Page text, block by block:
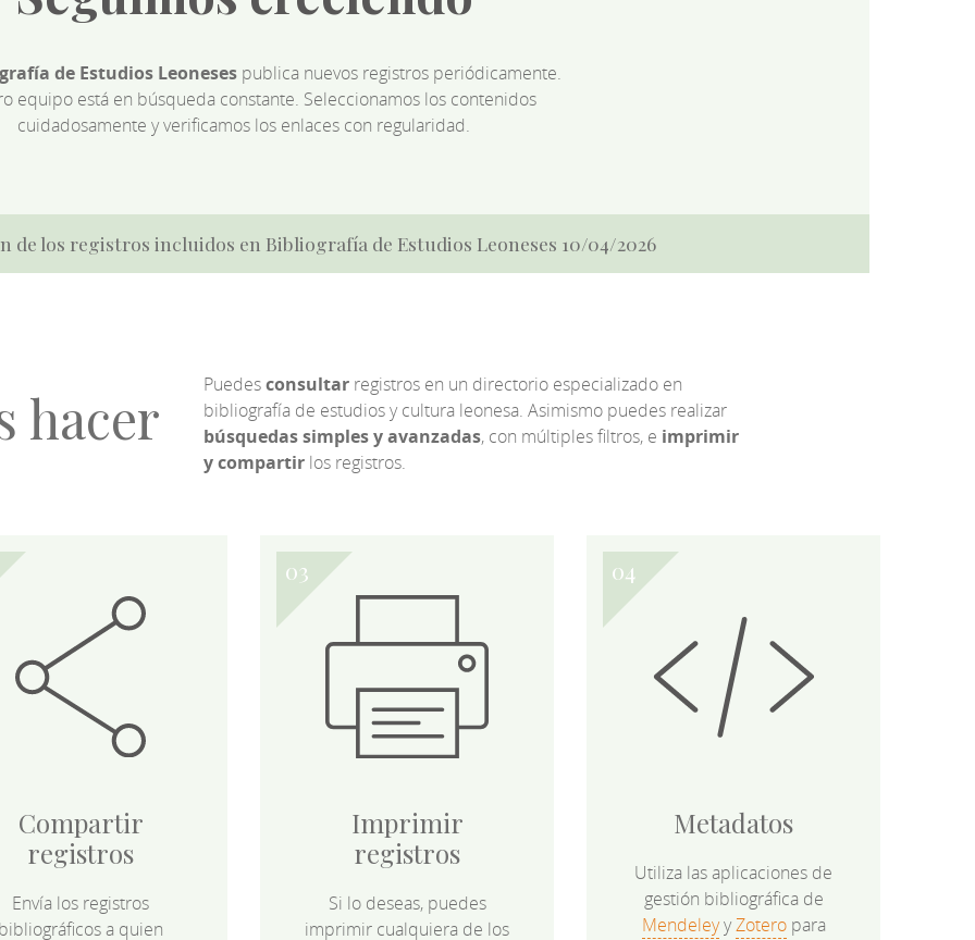
de Estudios Leonesespublica nuevos registros periódicamente.
equipo está en búsqueda constante. Seleccionamos los contenidos
cuidadosamente y verificamos los enlaces con regularidad.
de los registros incluidos en Bibliografía de Estudios Leoneses 10/04/2026
hacer Puedesconsultarregistros en un directorio especializado en
bibliografía de estudios y cultura leonesa. Asimismo puedes realizar
búsquedas simples y avanzadas, con múltiples filtros, e imprimir
y compartirlos registros.
Compartir
registros
Envía los registros
a quien
Imprimir
registros
Si lo deseas, puedes
imprimir cualquiera de los
Metadatos
Utiliza las aplicaciones de
gestión bibliográfica de
MendeleyyZoteropara